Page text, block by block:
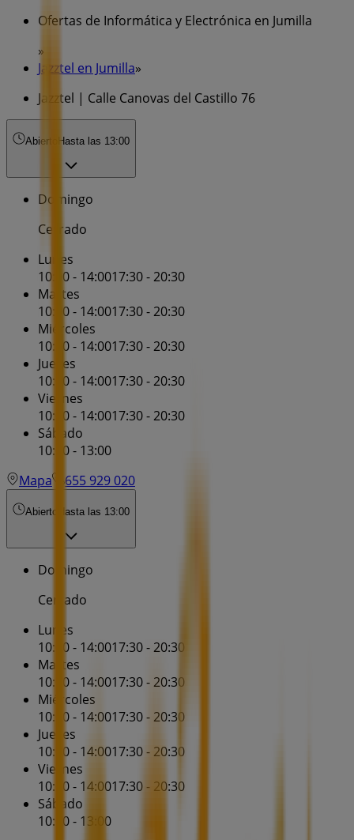
Ofertas de Informática y Electrónica en Jumilla
»
Jazztel en Jumilla»
Jazztel | Calle Canovas del Castillo 76
Abierto Hasta las 13:00
Domingo
Cerrado
Lunes
10:00 - 14:0017:30 - 20:30
Martes
10:00 - 14:0017:30 - 20:30
Miércoles
10:00 - 14:0017:30 - 20:30
Jueves
10:00 - 14:0017:30 - 20:30
Viernes
10:00 - 14:0017:30 - 20:30
Sábado
10:00 - 13:00
Mapa
655 929 020
Abierto Hasta las 13:00
Domingo
Cerrado
Lunes
10:00 - 14:0017:30 - 20:30
Martes
10:00 - 14:0017:30 - 20:30
Miércoles
10:00 - 14:0017:30 - 20:30
Jueves
10:00 - 14:0017:30 - 20:30
Viernes
10:00 - 14:0017:30 - 20:30
Sábado
10:00 - 13:00